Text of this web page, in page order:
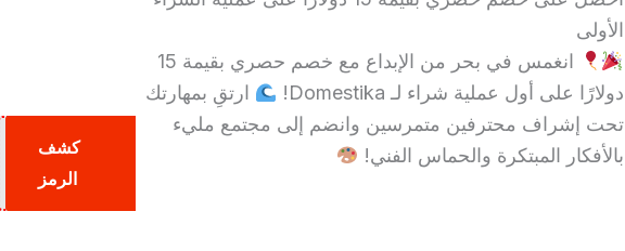
الأولى
انغمس في بحر من الإبداع مع خصم حصري بقيمة 15
دولارًا على أول عملية شراء لـ Domestika!
ارتقِ بمهارتك
تحت إشراف محترفين متمرسين وانضم إلى مجتمع مليء
بالأفكار المبتكرة والحماس الفني!
كشف
الرمز